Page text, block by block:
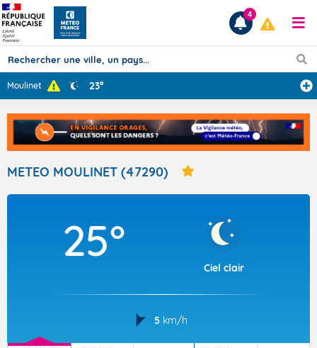
Prévisions
TOUS LES RÉSULTATS
Articles
4
Moulinet 23°
METEO MOULINET (47290)
25°
Ciel clair
5 km/h